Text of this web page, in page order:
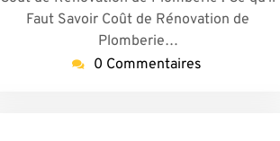
Faut Savoir Coût de Rénovation de
Plomberie…
0 Commentaires